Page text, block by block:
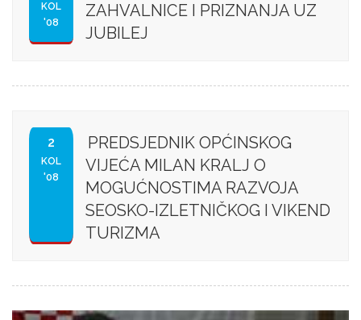
KOL
'08
ZAHVALNICE I PRIZNANJA UZ
JUBILEJ
2
KOL
'08
PREDSJEDNIK OPĆINSKOG
VIJEĆA MILAN KRALJ O
MOGUĆNOSTIMA RAZVOJA
SEOSKO-IZLETNIČKOG I VIKEND
TURIZMA